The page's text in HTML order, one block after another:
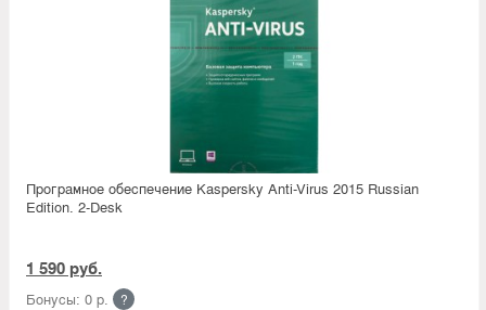
Програмное обеспечение Kaspersky Anti-Virus 2015 Russian
Edition. 2-Desk
1 590 руб.
Бонусы: 0 р. ?